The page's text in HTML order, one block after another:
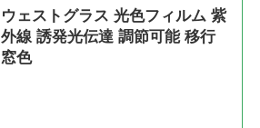
ウェストグラス 光色フィルム 紫
外線 誘発光伝達 調節可能 移行
窓色